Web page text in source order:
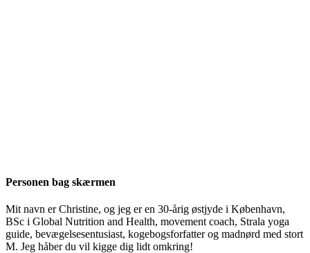
Personen bag skærmen
Mit navn er Christine, og jeg er en 30-årig østjyde i København,
BSc i Global Nutrition and Health, movement coach, Strala yoga
guide, bevægelsesentusiast, kogebogsforfatter og madnørd med stort
M. Jeg håber du vil kigge dig lidt omkring!